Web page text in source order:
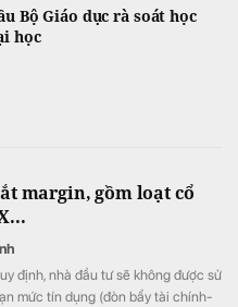
Bộ Giáo dục rà soát học
học
margin, gồm loạt cổ
định, nhà đầu tư sẽ không được sử
mức tín dụng (đòn bẩy tài chính-